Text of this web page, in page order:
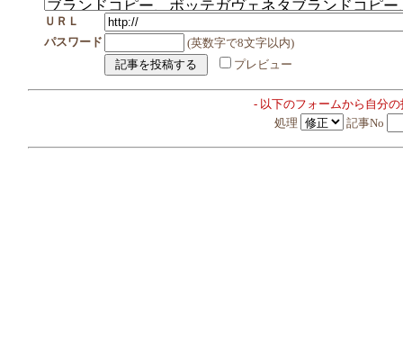
ＵＲＬ
パスワード
(英数字で8文字以内)
プレビュー
- 以下のフォームから自分
処理
記事No